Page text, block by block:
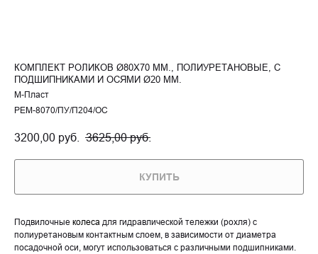
КОМПЛЕКТ РОЛИКОВ Ø80Х70 ММ., ПОЛИУРЕТАНОВЫЕ, С
ПОДШИПНИКАМИ И ОСЯМИ Ø20 ММ.
М-Пласт
РЕМ-8070/ПУ/П204/ОС
3200,00 руб. 3625,00 руб.
КУПИТЬ
Подвилочные колеса для гидравлической тележки (рохля) с
полиуретановым контактным слоем, в зависимости от диаметра
посадочной оси, могут использоваться с различными подшипниками.